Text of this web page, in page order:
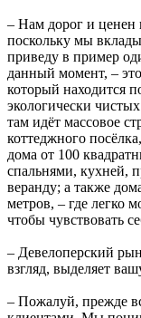
– Нам дорог и
поскольку мы
приведу в пример
данный момент, –
который находится
экологически
там идёт массовое
коттеджного
дома от 100
спальнями, кухней,
веранду; а также
метров, – где легко
чтобы чувствовать
– Девелоперский
взгляд, выделяет
– Пожалуй, прежде